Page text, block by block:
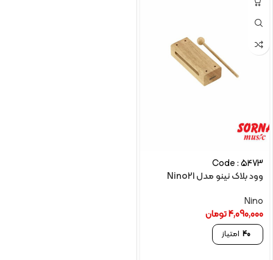
Code : 5473
وود بلاک نینو مدل Nino21
Nino
4,090,000تومان
40 امتیاز